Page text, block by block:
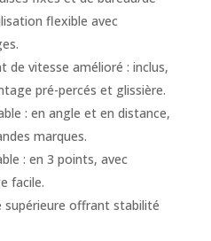
flexible avec
de vitesse amélioré : inclus,
pré-percés et glissière.
: en angle et en distance,
marques.
: en 3 points, avec
facile.
offrant stabilité